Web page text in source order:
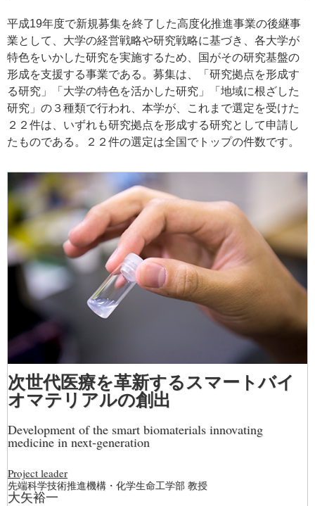
平成19年度で新規募集を終了した高度化推進事業の後継事
業として、大学の経営戦略や研究戦略に基づき、各大学が
特色をいかした研究を実施するため、国がその研究基盤の
形成を支援する事業である。募集は、「研究拠点を形成す
る研究」「大学の特色を活かした研究」「地域に根ざした
研究」の３種類で行われ、本学が、これまで選定を受けた
２２件は、いずれも研究拠点を形成する研究として申請し
たものである。２２件の選定は全国でトップの件数です。
次世代医療を革新するスマートバイ
オマテリアルの創出
Development of the smart biomaterials innovating
medicine in next-generation
Project leader
先端科学技術推進機構・化学生命工学部 教授
大矢裕一